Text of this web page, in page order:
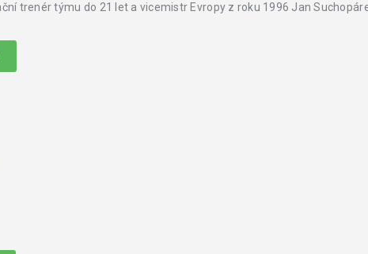
trenér týmu do 21 let a vicemistr Evropy z roku 1996 Jan